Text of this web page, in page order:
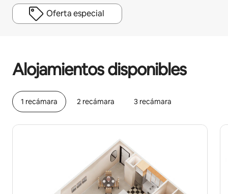
Oferta especial
Alojamientos disponibles
1 recámara 2 recámara 3 recámara